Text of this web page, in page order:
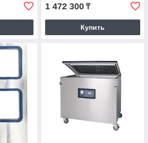
1 472 300 ₸
Купить